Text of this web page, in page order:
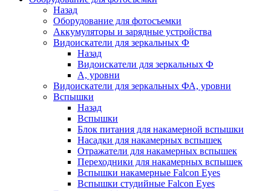
Назад
Оборудование для фотосъемки
Аккумуляторы и зарядные устройства
Видоискатели для зеркальных Ф
Назад
Видоискатели для зеркальных Ф
А, уровни
Видоискатели для зеркальных ФА, уровни
Вспышки
Назад
Вспышки
Блок питания для накамерной вспышки
Насадки для накамерных вспышек
Отражатели для накамерных вспышек
Переходники для накамерных вспышек
Вспышки накамерные Falcon Eyes
Вспышки студийные Falcon Eyes